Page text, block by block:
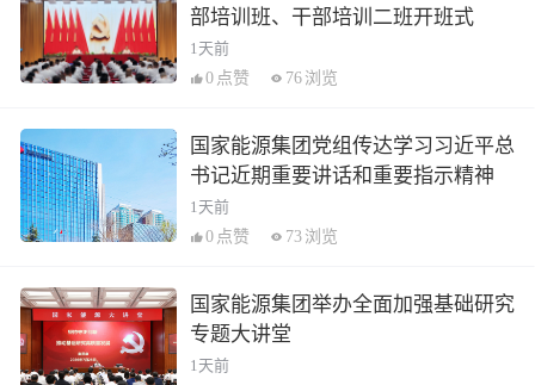
部培训班、干部培训二班开班式
1天前
0 点赞 76 浏览
国家能源集团党组传达学习习近平总
书记近期重要讲话和重要指示精神
1天前
0 点赞 73 浏览
国家能源集团举办全面加强基础研究
专题大讲堂
1天前